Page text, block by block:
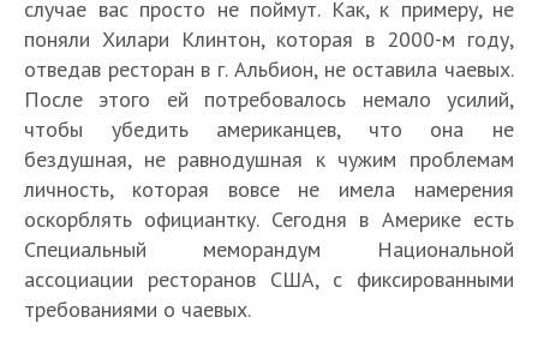
случае вас просто не поймут. Как, к примеру, не
поняли Хилари Клинтон, которая в 2000-м году,
отведав ресторан в г. Альбион, не оставила чаевых.
После этого ей потребовалось немало усилий,
чтобы убедить американцев, что она не
бездушная, не равнодушная к чужим проблемам
личность, которая вовсе не имела намерения
оскорблять официантку. Сегодня в Америке есть
Специальный меморандум Национальной
ассоциации ресторанов США, с фиксированными
требованиями о чаевых.